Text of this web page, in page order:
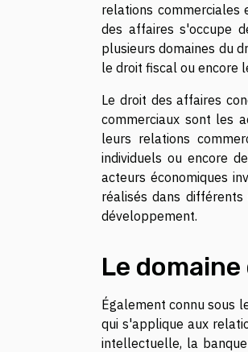
relations commerciales
des affaires s'occupe
plusieurs domaines du
le droit fiscal ou encore
Le droit des affaires
commerciaux sont les
leurs relations
individuels ou encore
acteurs économiques
réalisés dans
développement.
Le
Également connu sous
qui s'applique aux
intellectuelle, la